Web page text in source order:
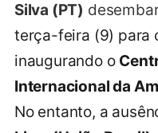
Silva (PT)
terça-feira (9) para
inaugurando o
Internacional da
No entanto, a